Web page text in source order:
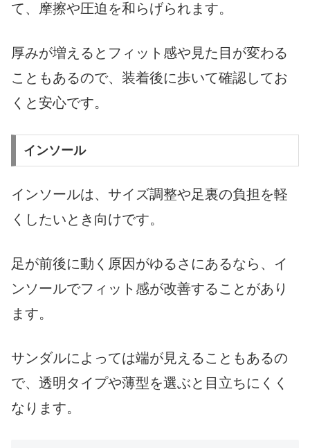
て、摩擦や圧迫を和らげられます。
厚みが増えるとフィット感や見た目が変わる
こともあるので、装着後に歩いて確認してお
くと安心です。
インソール
インソールは、サイズ調整や足裏の負担を軽
くしたいとき向けです。
足が前後に動く原因がゆるさにあるなら、イ
ンソールでフィット感が改善することがあり
ます。
サンダルによっては端が見えることもあるの
で、透明タイプや薄型を選ぶと目立ちにくく
なります。